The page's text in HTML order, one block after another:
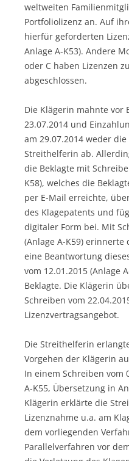
weltweiten
Portfoliolizenz an. Auf
hierfür geforderten
Anlage A-K53). Andere
oder C haben Lizenzen
abgeschlossen.
Die Klägerin mahnte vor
23.07.2014 und
am 29.07.2014 weder
Streithelferin ab.
die Beklagte mit
K58), welches die
per E-Mail erreichte,
des Klagepatents und
digitaler Form bei. Mit
(Anlage A-K59) erinnerte
eine Beantwortung
vom 12.01.2015 (Anlage
Beklagte. Die Klägerin
Schreiben vom
Lizenzvertragsangebot.
Die Streithelferin
Vorgehen der Klägerin
In einem Schreiben vom
A-K55, Übersetzung in
Klägerin erklärte die
Lizenznahme u.a. am
dem vorliegenden
Parallelverfahren vor